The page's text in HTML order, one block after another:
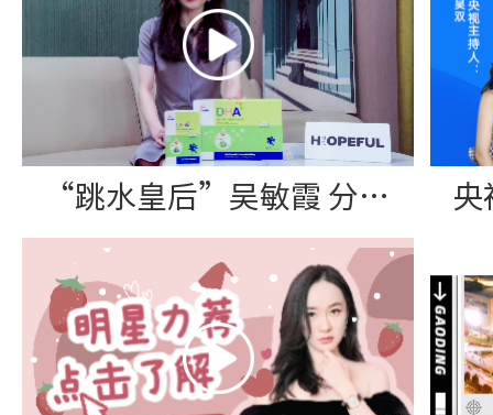
“跳水皇后”吴敏霞 分享纽派DHA藻油软胶囊